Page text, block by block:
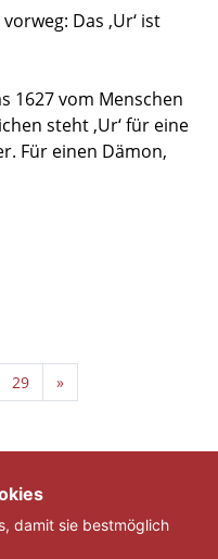
Das ‚Ur‘ ist
1627 vom Menschen
steht ‚Ur‘ für eine
Für einen Dämon,
29 »
damit sie bestmöglich